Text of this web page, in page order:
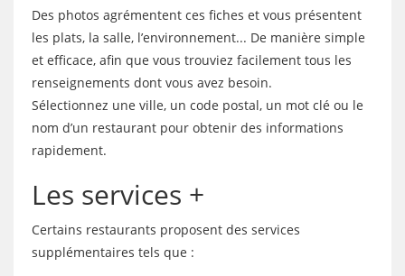
Des photos agrémentent ces fiches et vous présentent
les plats, la salle, l’environnement... De manière simple
et efficace, afin que vous trouviez facilement tous les
renseignements dont vous avez besoin.
Sélectionnez une ville, un code postal, un mot clé ou le
nom d’un restaurant pour obtenir des informations
rapidement.
Les services +
Certains restaurants proposent des services
supplémentaires tels que :